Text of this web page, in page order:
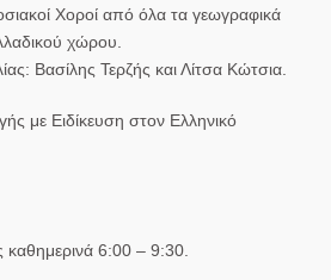
Χοροί από όλα τα γεωγραφικά
χώρου.
Βασίλης Τερζής και Λίτσα Κώτσια.
με Ειδίκευση στον Ελληνικό
6:00 – 9:30.